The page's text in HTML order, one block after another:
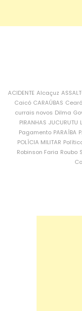
ACIDENTE Alcaçuz
Caicó CARAÚBAS Ceará
currais novos Dilma
PIRANHAS JUCURUTU
Pagamento PARAÍBA
POLÍCIA MILITAR
Robinson Faria Roubo